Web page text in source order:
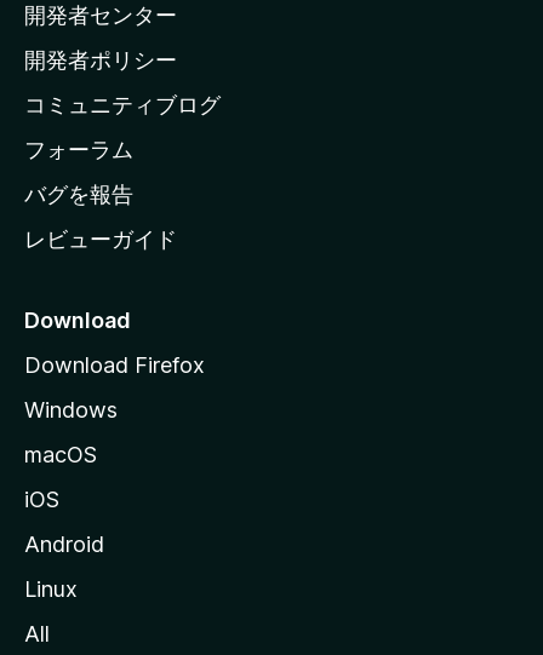
ー
ム
ー
ジ
へ
開発者センター
開発者ポリシー
コミュニティブログ
フォーラム
バグを報告
レビューガイド
Download
Download Firefox
Windows
macOS
iOS
Android
Linux
All